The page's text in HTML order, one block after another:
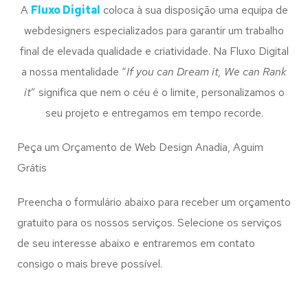
A Fluxo Digital coloca à sua disposição uma equipa de
webdesigners especializados para garantir um trabalho
final de elevada qualidade e criatividade. Na Fluxo Digital
a nossa mentalidade “If you can Dream it, We can Rank
it” significa que nem o céu é o limite, personalizamos o
seu projeto e entregamos em tempo recorde.
Peça um Orçamento de Web Design Anadia, Aguim
Grátis
Preencha o formulário abaixo para receber um orçamento
gratuito para os nossos serviços. Selecione os serviços
de seu interesse abaixo e entraremos em contato
consigo o mais breve possível.